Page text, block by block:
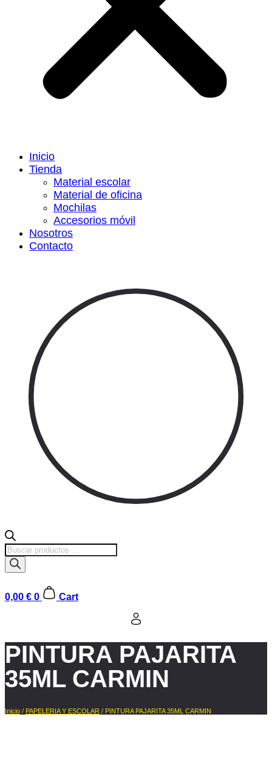
Inicio
Tienda
Material escolar
Material de oficina
Mochilas
Accesorios móvil
Nosotros
Contacto
Búsqueda
de
productos
0,00 € 0 Cart
PINTURA PAJARITA
35ML CARMIN
Inicio / PAPELERIA Y ESCOLAR / PINTURA PAJARITA 35ML CARMIN